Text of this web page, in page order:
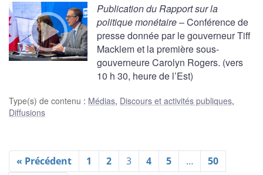
Publication du Rapport sur la
politique monétaire– Conférence de
presse donnée par le gouverneur Tiff
Macklem et la première sous-
gouverneure Carolyn Rogers. (vers
10 h 30, heure de l’Est)
Type(s) de contenu : Médias, Discours et activités publiques,
Diffusions
« Précédent 1 2 3 4 5 …
50